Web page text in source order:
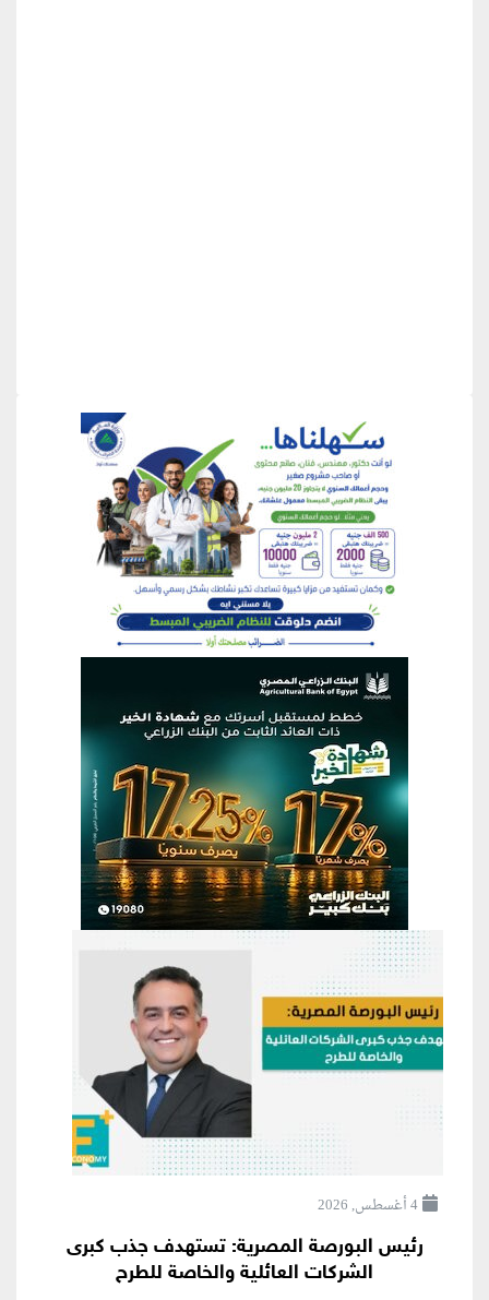
منطقة إعلانية
منطقة إعلانية
4 أغسطس, 2026
رئيس البورصة المصرية: تستهدف جذب كبرى
الشركات العائلية والخاصة للطرح